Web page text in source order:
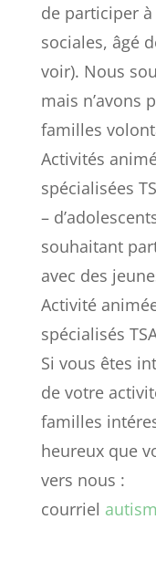
de participer à
sociales, âgé
voir). Nous
mais n’avons
familles
Activités
spécialisées
–
souhaitant
avec des
Activité
spécialisés
Si vous êtes
de votre
familles
heureux que
vers nous :
courriel